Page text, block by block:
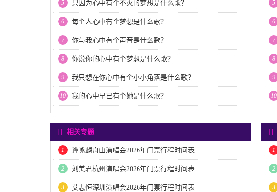
5 只因为心中有个不灭的梦想是什么歌？
6 每个人心中有个梦想是什么歌？
7 你与我心中有个声音是什么歌？
8 你说你的心中有个梦想是什么歌？
9 我只想在你心中有个小小角落是什么歌？
10 我的心中早已有个她是什么歌？
5
6
7
8
9
10
相关专题
1 谭咏麟舟山演唱会2026年门票行程时间表
2 刘美君杭州演唱会2026年门票行程时间表
3 艾志恒深圳演唱会2026年门票行程时间表
1
2
3